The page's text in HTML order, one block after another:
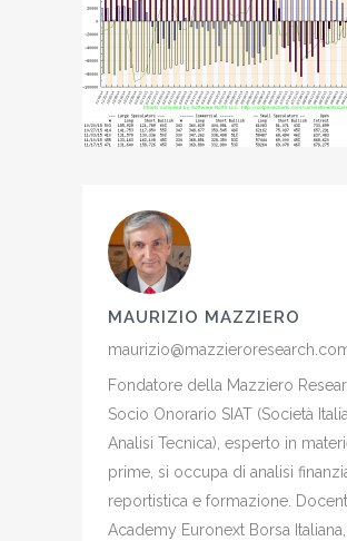
MAURIZIO MAZZIERO
Fondatore della Mazziero
Socio Onorario SIAT (Società
Analisi Tecnica), esperto in
prime, si occupa di analisi
reportistica e formazione.
Academy Euronext Borsa Italiana,